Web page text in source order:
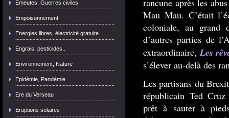
Emeutes, Guerres civiles
Empoisonnement
Energies libres, électricité gratuite
Engrais, pesticides..
Environnement, Nature
Epidémie, Pandémie
Ere du Verseau
Eruptions solaires
rancune après les
Mau Mau. C’était
coloniale, au grand
d’autres parties de
extraordinaire,Les
s’élever au-delà des
Les partisans du
républicain Ted
prêt à sauter à